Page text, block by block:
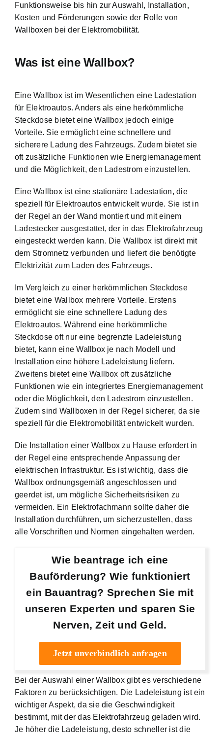
Funktionsweise bis hin zur Auswahl, Installation,
Kosten und Förderungen sowie der Rolle von
Wallboxen bei der Elektromobilität.
Was ist eine Wallbox?
Eine Wallbox ist im Wesentlichen eine Ladestation
für Elektroautos. Anders als eine herkömmliche
Steckdose bietet eine Wallbox jedoch einige
Vorteile. Sie ermöglicht eine schnellere und
sicherere Ladung des Fahrzeugs. Zudem bietet sie
oft zusätzliche Funktionen wie Energiemanagement
und die Möglichkeit, den Ladestrom einzustellen.
Eine Wallbox ist eine stationäre Ladestation, die
speziell für Elektroautos entwickelt wurde. Sie ist in
der Regel an der Wand montiert und mit einem
Ladestecker ausgestattet, der in das Elektrofahrzeug
eingesteckt werden kann. Die Wallbox ist direkt mit
dem Stromnetz verbunden und liefert die benötigte
Elektrizität zum Laden des Fahrzeugs.
Im Vergleich zu einer herkömmlichen Steckdose
bietet eine Wallbox mehrere Vorteile. Erstens
ermöglicht sie eine schnellere Ladung des
Elektroautos. Während eine herkömmliche
Steckdose oft nur eine begrenzte Ladeleistung
bietet, kann eine Wallbox je nach Modell und
Installation eine höhere Ladeleistung liefern.
Zweitens bietet eine Wallbox oft zusätzliche
Funktionen wie ein integriertes Energiemanagement
oder die Möglichkeit, den Ladestrom einzustellen.
Zudem sind Wallboxen in der Regel sicherer, da sie
speziell für die Elektromobilität entwickelt wurden.
Die Installation einer Wallbox zu Hause erfordert in
der Regel eine entsprechende Anpassung der
elektrischen Infrastruktur. Es ist wichtig, dass die
Wallbox ordnungsgemäß angeschlossen und
geerdet ist, um mögliche Sicherheitsrisiken zu
vermeiden. Ein Elektrofachmann sollte daher die
Installation durchführen, um sicherzustellen, dass
alle Vorschriften und Normen eingehalten werden.
Wie beantrage ich eine
Bauförderung? Wie funktioniert
ein Bauantrag? Sprechen Sie mit
unseren Experten und sparen Sie
Nerven, Zeit und Geld.
Jetzt unverbindlich anfragen
Bei der Auswahl einer Wallbox gibt es verschiedene
Faktoren zu berücksichtigen. Die Ladeleistung ist ein
wichtiger Aspekt, da sie die Geschwindigkeit
bestimmt, mit der das Elektrofahrzeug geladen wird.
Je höher die Ladeleistung, desto schneller ist die